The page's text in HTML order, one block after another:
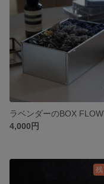
4,000円
残